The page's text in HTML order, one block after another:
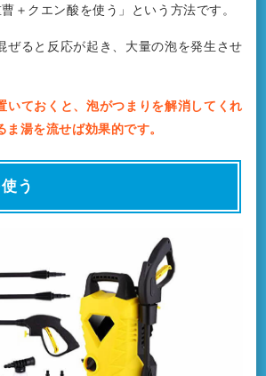
＋クエン酸を使う」という方法です。
ぜると反応が起き、大量の泡を発生させ
いておくと、泡がつまりを解消してくれ
湯を流せば効果的です。
う